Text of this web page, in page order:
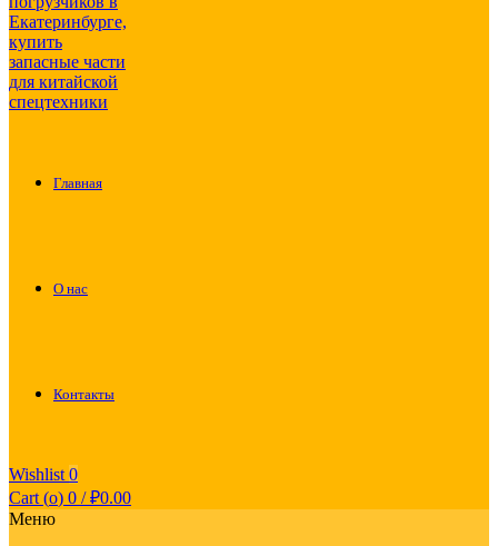
Главная
О нас
Контакты
Wishlist 0
Cart (o) 0 / ₽0.00
Меню